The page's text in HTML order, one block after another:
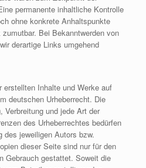
permanente inhaltliche Kontrolle
ohne konkrete Anhaltspunkte
Bei Bekanntwerden von
derartige Links umgehend
erstellten Inhalte und Werke auf
deutschen Urheberrecht. Die
Verbreitung und jede Art der
des Urheberrechtes bedürfen
jeweiligen Autors bzw.
dieser Seite sind nur für den
Gebrauch gestattet. Soweit die